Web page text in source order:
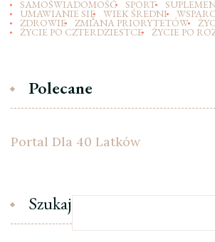
SAMOŚWIADOMOŚĆ SPORT
UMAWIANIE SIĘ WIEK ŚREDNI
ZDROWIE ZMIANA PRIORYTETÓW
ŻYCIE PO CZTERDZIESTCE ŻYCIE PO
Polecane
Portal Dla 40 Latków
Szukaj